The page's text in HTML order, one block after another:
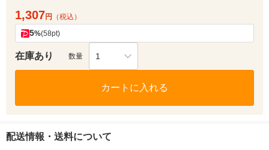
1,307円 （税込）
5%(58pt)
在庫あり 数量 1
カートに入れる
配送情報・送料について